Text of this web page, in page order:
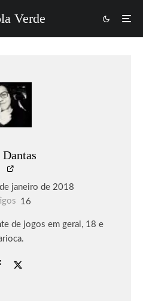
Verde
Dantas
janeiro de 2018
16
de jogos em geral, 18 e